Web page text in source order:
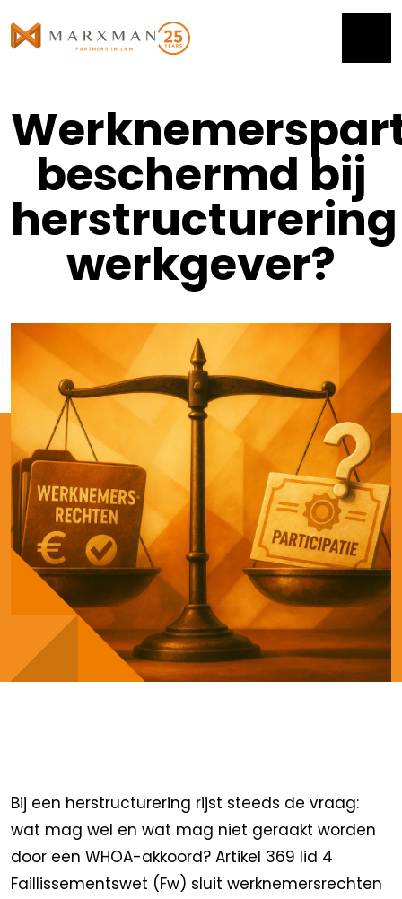
beschermd bij
herstructurering
werkgever?
Bij een herstructurering rijst steeds de vraag:
wat mag wel en wat mag niet geraakt worden
door een WHOA-akkoord? Artikel 369 lid 4
Faillissementswet (Fw) sluit werknemersrechten